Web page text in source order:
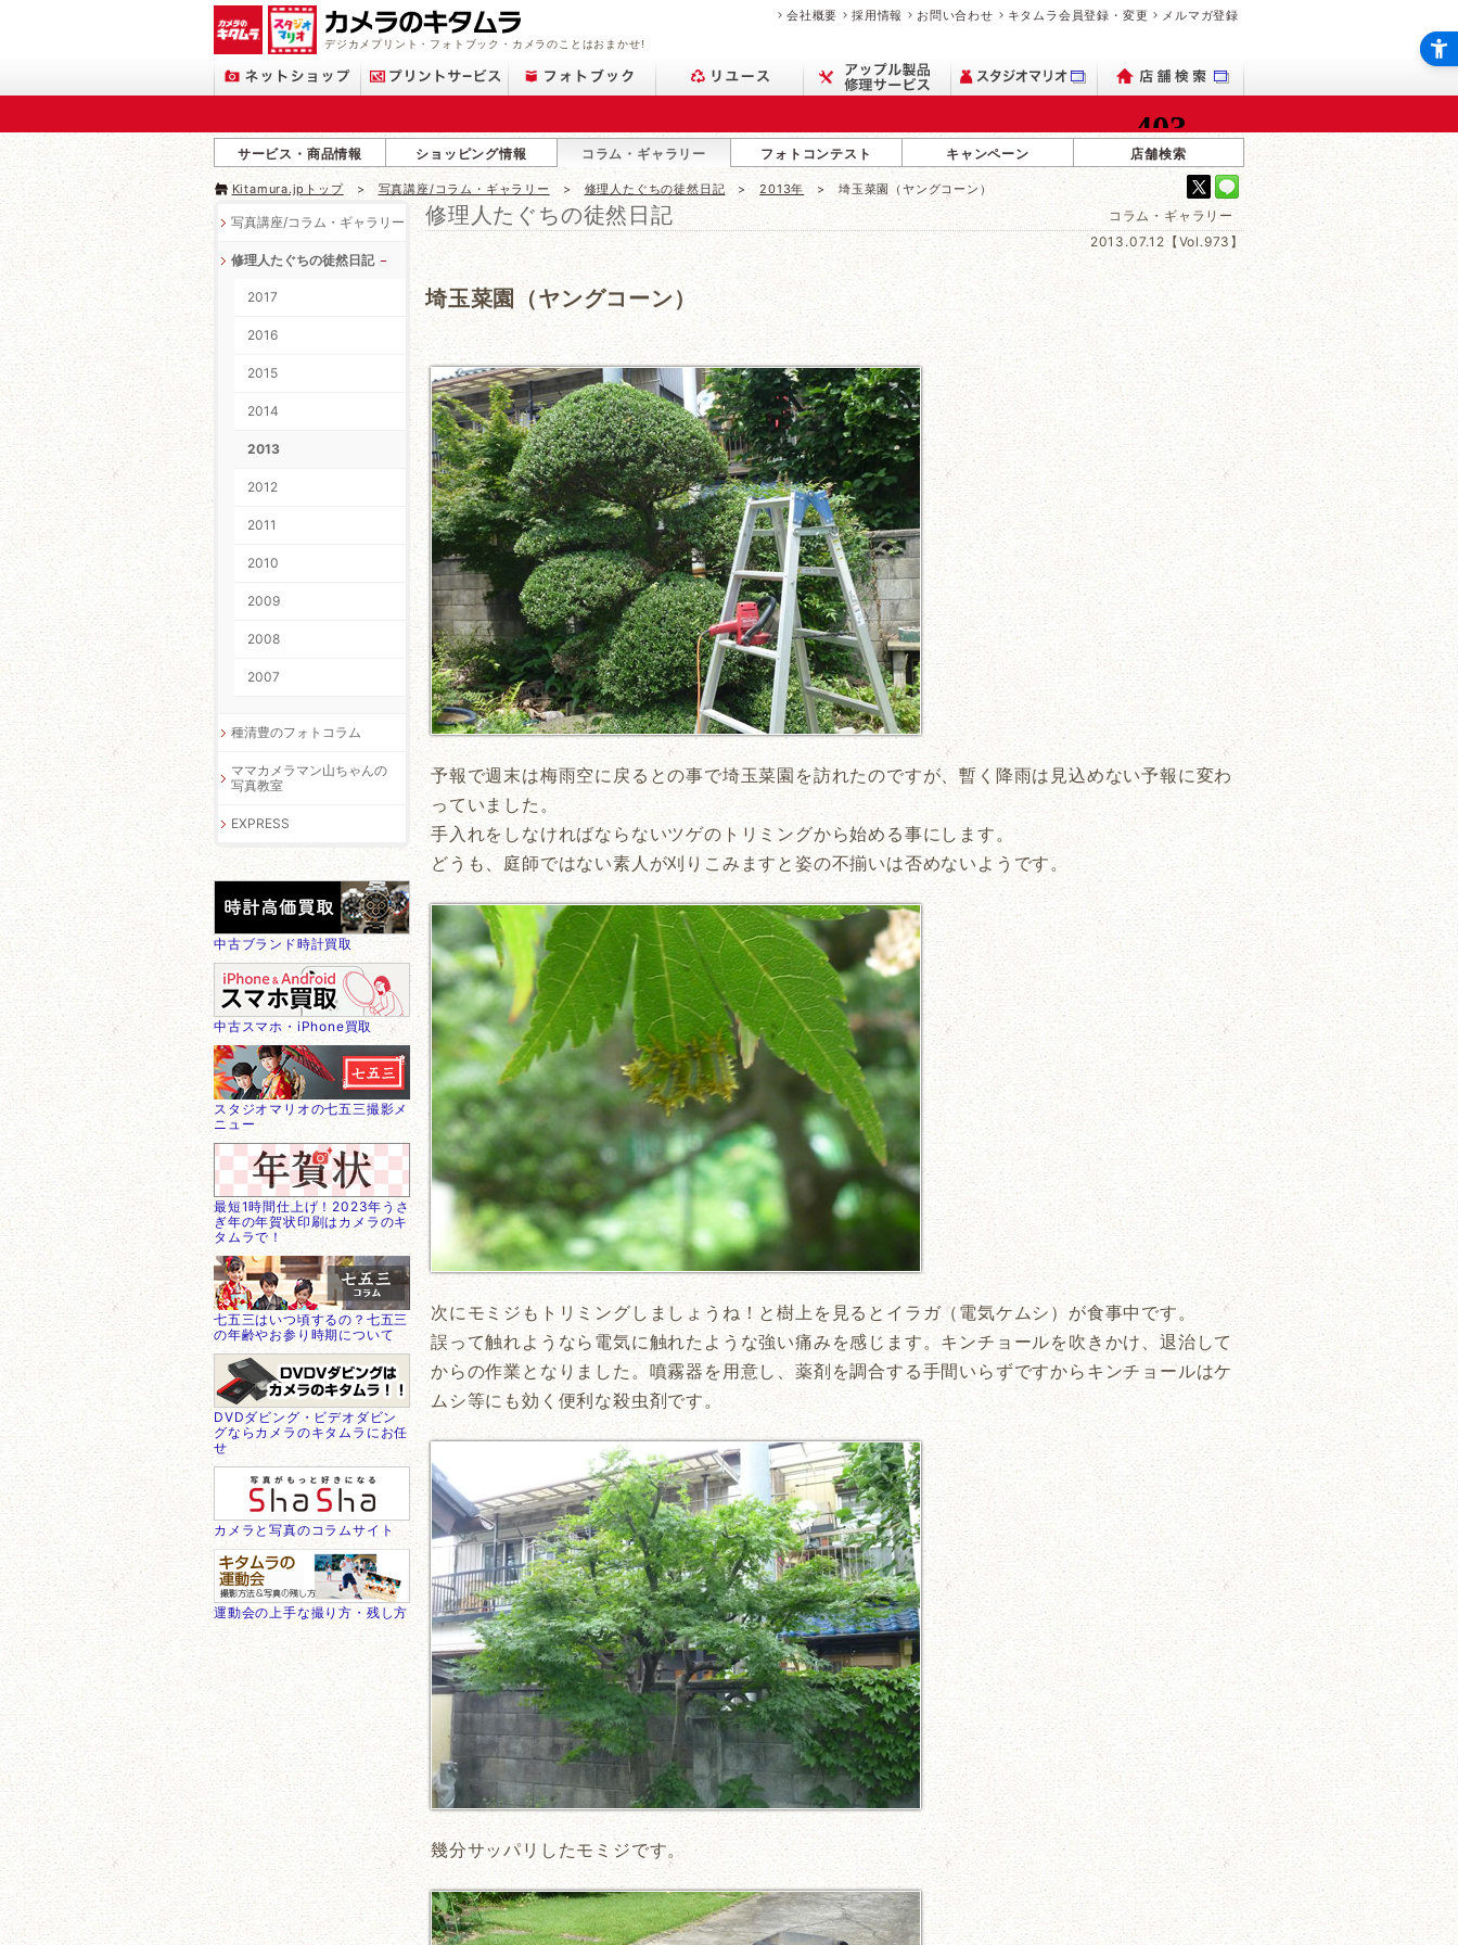
デジカメプリント・フォトブック・カメラのことはおまかせ!
会社概要 採用情報 お問い合わせ キタムラ会員登録・変更 メルマガ登録
サービス・商品情報 ショッピング情報 コラム・ギャラリー フォトコンテスト キャンペーン 店舗検索
Kitamura.jpトップ 写真講座/コラム・ギャラリー 修理人たぐちの徒然日記 2013年 埼玉菜園（ヤングコーン）
修理人たぐちの徒然日記
コラム・ギャラリー
2013.07.12【Vol.973】
埼玉菜園（ヤングコーン）
予報で週末は梅雨空に戻るとの事で埼玉菜園を訪れたのですが、暫く降雨は見込めない予報に変わ
っていました。
手入れをしなければならないツゲのトリミングから始める事にします。
どうも、庭師ではない素人が刈りこみますと姿の不揃いは否めないようです。
次にモミジもトリミングしましょうね！と樹上を見るとイラガ（電気ケムシ）が食事中です。
誤って触れようなら電気に触れたような強い痛みを感じます。キンチョールを吹きかけ、退治して
からの作業となりました。噴霧器を用意し、薬剤を調合する手間いらずですからキンチョールはケ
ムシ等にも効く便利な殺虫剤です。
幾分サッパリしたモミジです。
写真講座/コラム・ギャラリー
修理人たぐちの徒然日記
2017
2016
2015
2014
2013
2012
2011
2010
2009
2008
2007
種清豊のフォトコラム
ママカメラマン山ちゃんの
写真教室
EXPRESS
中古ブランド時計買取
中古スマホ・iPhone買取
スタジオマリオの七五三撮影メ
ニュー
最短1時間仕上げ！2023年うさ
ぎ年の年賀状印刷はカメラのキ
タムラで！
七五三はいつ頃するの？七五三
の年齢やお参り時期について
DVDダビング・ビデオダビン
グならカメラのキタムラにお任
せ
カメラと写真のコラムサイト
運動会の上手な撮り方・残し方